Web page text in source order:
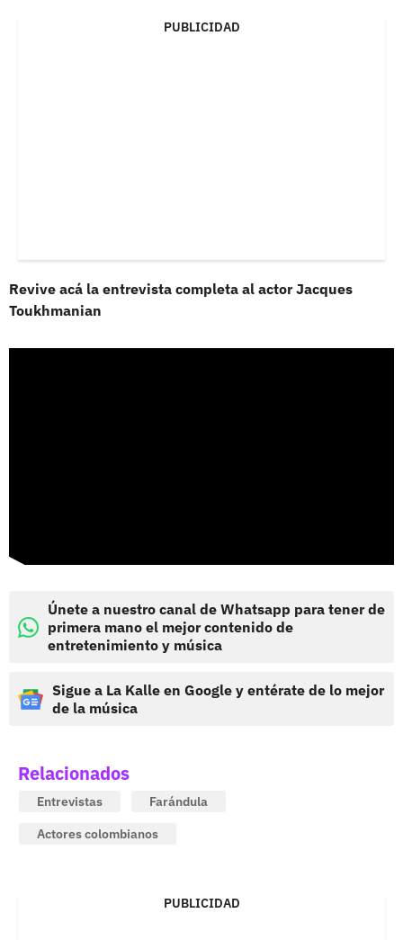
PUBLICIDAD
Revive acá la entrevista completa al actor Jacques
Toukhmanian
Únete a nuestro canal de Whatsapp para tener de
primera mano el mejor contenido de
entretenimiento y música
Sigue a La Kalle en Google y entérate de lo mejor
de la música
Relacionados
Entrevistas
Farándula
Actores colombianos
PUBLICIDAD